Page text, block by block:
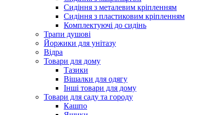
Сидіння з металевим кріпленням
Сидіння з пластиковим кріпленням
Комплектуючі до сидінь
Трапи душові
Йоржики для унітазу
Відра
Товари для дому
Тазики
Вішалки для одягу
Інші товари для дому
Товари для саду та городу
Кашпо